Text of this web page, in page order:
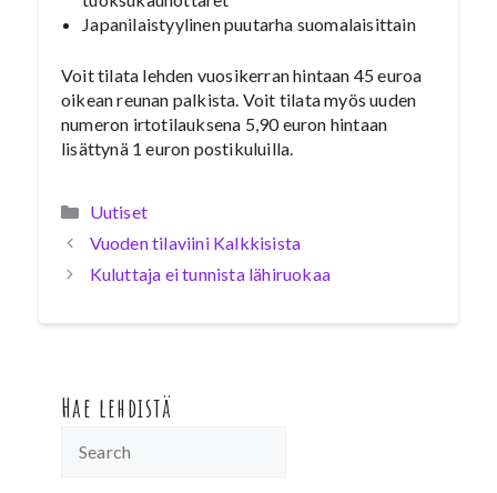
Japanilaistyylinen puutarha suomalaisittain
Voit tilata lehden vuosikerran hintaan 45 euroa
oikean reunan palkista. Voit tilata myös uuden
numeron irtotilauksena 5,90 euron hintaan
lisättynä 1 euron postikuluilla.
Kategoriat
Uutiset
Vuoden tilaviini Kalkkisista
Kuluttaja ei tunnista lähiruokaa
Hae lehdistä